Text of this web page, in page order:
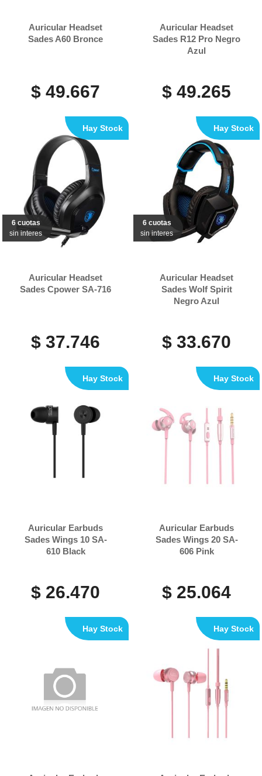
Auricular Headset
Sades A60 Bronce
$ 49.667
Auricular Headset
Sades R12 Pro Negro
Azul
$ 49.265
6 cuotas
sin interes
Auricular Headset
Sades Cpower SA-716
$ 37.746
Hay Stock
6 cuotas
sin interes
Auricular Headset
Sades Wolf Spirit
Negro Azul
$ 33.670
Hay Stock
Auricular Earbuds
Sades Wings 10 SA-
610 Black
$ 26.470
Hay Stock
Auricular Earbuds
Sades Wings 20 SA-
606 Pink
$ 25.064
Hay Stock
Hay Stock Hay Stock